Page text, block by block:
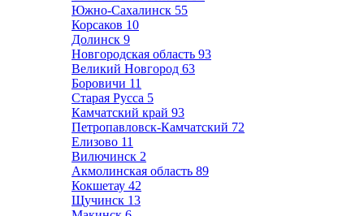
Южно-Сахалинск 55
Корсаков 10
Долинск 9
Новгородская область 93
Великий Новгород 63
Боровичи 11
Старая Русса 5
Камчатский край 93
Петропавловск-Камчатский 72
Елизово 11
Вилючинск 2
Акмолинская область 89
Кокшетау 42
Щучинск 13